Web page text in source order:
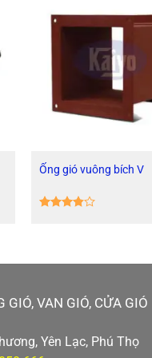
Ống gió vuông bích V
GIÓ, VAN GIÓ, CỬA GIÓ
Yên Lạc, Phú Thọ